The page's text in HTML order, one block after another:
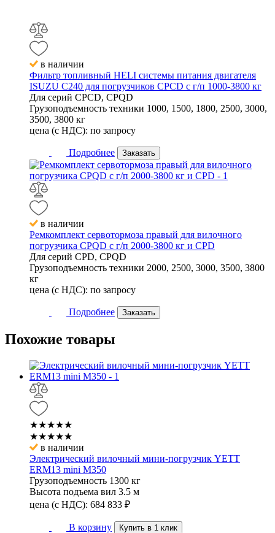
в наличии
Фильтр топливный HELI системы питания двигателя
ISUZU C240 для погрузчиков CPCD с г/п 1000-3800 кг
Для серий CPCD, CPQD
Грузоподъемность техники 1000, 1500, 1800, 2500, 3000,
3500, 3800 кг
цена (с НДС): по запросу
Подробнее Заказать
в наличии
Ремкомплект сервотормоза правый для вилочного
погрузчика CPQD с г/п 2000-3800 кг и CPD
Для серий CPD, CPQD
Грузоподъемность техники 2000, 2500, 3000, 3500, 3800
кг
цена (с НДС): по запросу
Подробнее Заказать
Похожие товары
★★★★★
★★★★★
в наличии
Электрический вилочный мини-погрузчик YETT
ERM13 mini M350
Грузоподъемность 1300 кг
Высота подъема вил 3.5 м
цена (с НДС): 684 833 ₽
В корзину Купить в 1 клик